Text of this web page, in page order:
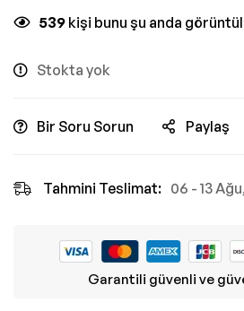
539 kişi bunu şu anda
Stokta yok
Bir Soru Sorun Paylaş
Tahmini Teslimat: 06 - 13
Garantili güvenli ve